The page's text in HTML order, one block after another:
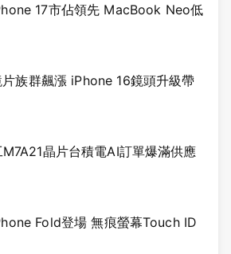
17市佔領先 MacBook Neo低
族群飆漲 iPhone 16鏡頭升級帶
晶片台積電AI訂單爆滿供應
Fold登場 無痕螢幕Touch ID